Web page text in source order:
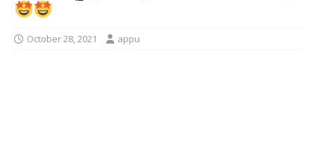
October 28, 2021 appu